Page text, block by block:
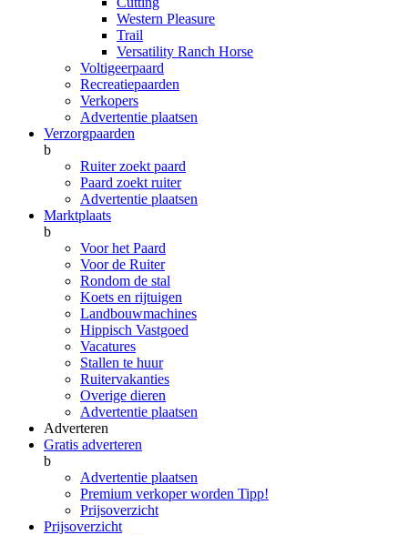
Western Pleasure
Trail
Versatility Ranch Horse
Voltigeerpaard
Recreatiepaarden
Verkopers
Advertentie plaatsen
Verzorgpaarden
b
Ruiter zoekt paard
Paard zoekt ruiter
Advertentie plaatsen
Marktplaats
b
Voor het Paard
Voor de Ruiter
Rondom de stal
Koets en rijtuigen
Landbouwmachines
Hippisch Vastgoed
Vacatures
Stallen te huur
Ruitervakanties
Overige dieren
Advertentie plaatsen
Adverteren
Gratis adverteren
b
Advertentie plaatsen
Premium verkoper worden Tipp!
Prijsoverzicht
Prijsoverzicht